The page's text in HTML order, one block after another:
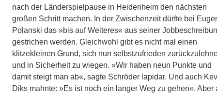
nach der Länderspielpause in Heidenheim den nächsten
großen Schritt machen. In der Zwischenzeit dürfte bei
Polanski das »bis auf Weiteres« aus seiner
gestrichen werden. Gleichwohl gibt es nicht mal einen
klitzekleinen Grund, sich nun selbstzufrieden
und in Sicherheit zu wiegen. »Wir haben neun Punkte und
damit steigt man ab«, sagte Schröder lapidar. Und auch
Diks mahnte: »Es ist noch ein langer Weg zu gehen«. Aber